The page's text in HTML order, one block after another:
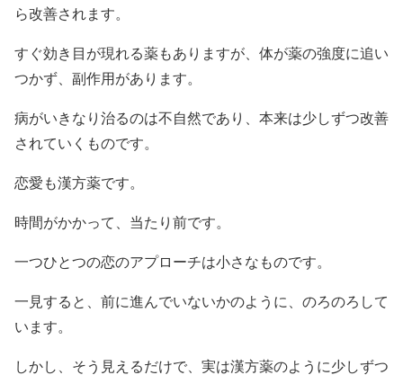
ら改善されます。
すぐ効き目が現れる薬もありますが、体が薬の強度に追い
つかず、副作用があります。
病がいきなり治るのは不自然であり、本来は少しずつ改善
されていくものです。
恋愛も漢方薬です。
時間がかかって、当たり前です。
一つひとつの恋のアプローチは小さなものです。
一見すると、前に進んでいないかのように、のろのろして
います。
しかし、そう見えるだけで、実は漢方薬のように少しずつ